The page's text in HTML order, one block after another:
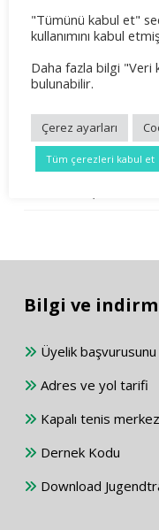
Mixedturnier 2026
Mart 23, 2026
Şubat 24, 2026
Unterstützung der
Ağustos 2, 2025
Info für Herren 60 und
Bilgi ve
Üyelik
Adres ve yol tarifi
Kapalı tenis
Dernek Kodu
Download
"Tümünü kabul et"
kullanımını kabul
Daha fazla bilgi "Veri
bulunabilir.
Çerez ayarları
Tüm çerezleri kabul et